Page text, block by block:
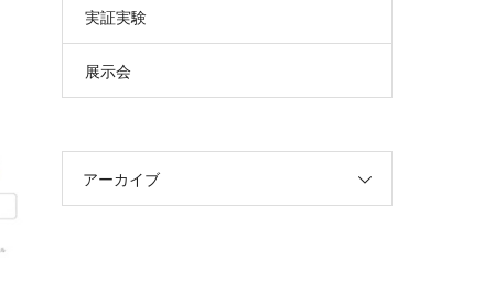
実証実験
展示会
アーカイブ